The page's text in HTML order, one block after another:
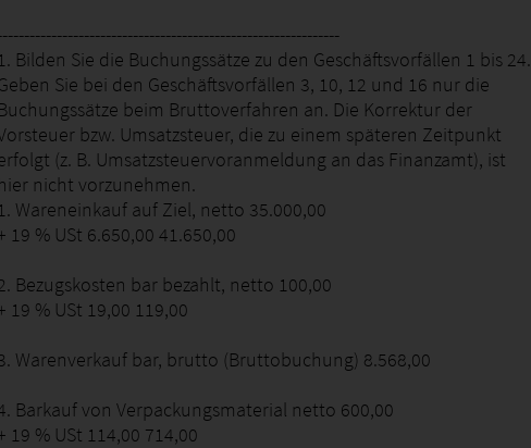
Bilden Sie die Buchungssätze zu den Geschäftsvorfällen 1 bis 24.
Sie bei den Geschäftsvorfällen 3, 10, 12 und 16 nur die
Buchungssätze beim Bruttoverfahren an. Die Korrektur der
bzw. Umsatzsteuer, die zu einem späteren Zeitpunkt
(z. B. Umsatzsteuervoranmeldung an das Finanzamt), ist
hier nicht vorzunehmen.
Wareneinkauf auf Ziel, netto 35.000,00
19 % USt 6.650,00 41.650,00
Bezugskosten bar bezahlt, netto 100,00
19 % USt 19,00 119,00
Warenverkauf bar, brutto (Bruttobuchung) 8.568,00
Barkauf von Verpackungsmaterial netto 600,00
19 % USt 114,00 714,00